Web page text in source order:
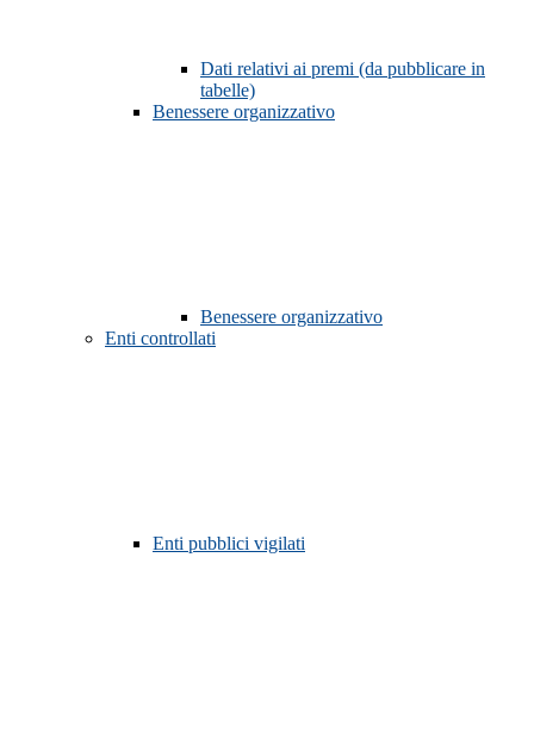
Dati relativi ai premi (da pubblicare in
tabelle)
Benessere organizzativo
Benessere organizzativo
Enti controllati
Enti pubblici vigilati